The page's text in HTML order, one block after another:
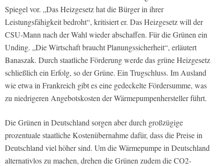
Spiegel vor. „Das Heizgesetz hat die Bürger in ihrer
Leistungsfähigkeit bedroht“, kritisiert er. Das Heizgesetz will der
CSU-Mann nach der Wahl wieder abschaffen. Für die Grünen ein
Unding. „Die Wirtschaft braucht Planungssicherheit“, erläutert
Banaszak. Durch staatliche Förderung werde das grüne Heizgesetz
schließlich ein Erfolg, so der Grüne. Ein Trugschluss. Im Ausland
wie etwa in Frankreich gibt es eine gedeckelte Fördersumme, was
zu niedrigeren Angebotskosten der Wärmepumpenhersteller führt.
Die Grünen in Deutschland sorgen aber durch großzügige
prozentuale staatliche Kostenübernahme dafür, dass die Preise in
Deutschland viel höher sind. Um die Wärmepumpe in Deutschland
alternativlos zu machen, drehen die Grünen zudem die CO2-